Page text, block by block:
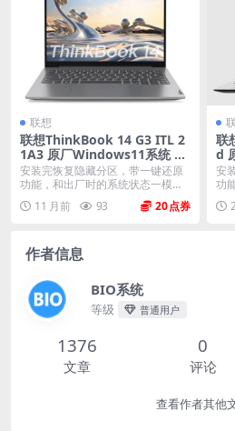
联想
联想ThinkBook 14 G3 ITL 2
1A3 原厂Windows11系统 oe
m系统镜像下载
安装完恢复隐藏分区，带一键还原
功能，和出厂时的系统状态一模一
样。 机型(MTM)...
11 月前 93 20
联
d
m
安
功
样
作者信息
BIO系统
等级 普通用户
1376
文章
0
评论
查看作者其他